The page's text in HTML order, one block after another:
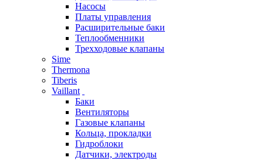
Насосы
Платы управления
Расширительные баки
Теплообменники
Трехходовые клапаны
Sime
Thermona
Tiberis
Vaillant
Баки
Вентиляторы
Газовые клапаны
Кольца, прокладки
Гидроблоки
Датчики, электроды